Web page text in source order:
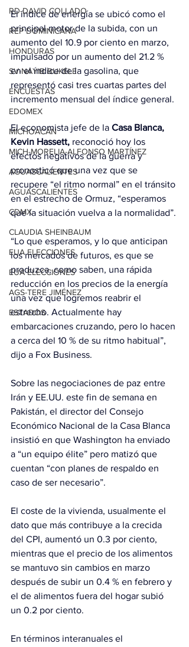
RD-DAVID COLLADO
REP DOMINICANA
HONDURAS
SV-NAYIB BUKELE
ENCUESTAS
EDOMEX
MICHOACÁN
MICH-MORELIA-ALFONSO MARTÍNEZ
AGUASCALIENTES
AGUASCALIENTES
CDMX
CLAUDIA SHEINBAUM
EUA ELECCIONES
EUA ELECCIONES
AGS-TERE JIMÉNEZ
ESTADOS
El índice de energía se ubicó como el
principal motor de la subida, con un
aumento del 10.9 por ciento en marzo,
impulsado por un aumento del 21.2 %
en el índice de la gasolina, que
representó casi tres cuartas partes del
incremento mensual del índice general.
El economista jefe de la Casa Blanca,
Kevin Hassett, reconoció hoy los
efectos negativos de la guerra y
pronosticó que una vez que se
recupere “el ritmo normal” en el tránsito
en el estrecho de Ormuz, “esperamos
que la situación vuelva a la normalidad”.
“Lo que esperamos, y lo que anticipan
los mercados de futuros, es que se
produzca, como saben, una rápida
reducción en los precios de la energía
una vez que logremos reabrir el
estrecho. Actualmente hay
embarcaciones cruzando, pero lo hacen
a cerca del 10 % de su ritmo habitual”,
dijo a Fox Business.
Sobre las negociaciones de paz entre
Irán y EE.UU. este fin de semana en
Pakistán, el director del Consejo
Económico Nacional de la Casa Blanca
insistió en que Washington ha enviado
a “un equipo élite” pero matizó que
cuentan “con planes de respaldo en
caso de ser necesario”.
El coste de la vivienda, usualmente el
dato que más contribuye a la crecida
del CPI, aumentó un 0.3 por ciento,
mientras que el precio de los alimentos
se mantuvo sin cambios en marzo
después de subir un 0.4 % en febrero y
el de alimentos fuera del hogar subió
un 0.2 por ciento.
En términos interanuales el